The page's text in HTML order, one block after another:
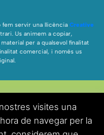
fem servir una llicència Creative
Us animem a copiar,
per a qualsevol finalitat
comercial, i només us
visites una
de navegar per la